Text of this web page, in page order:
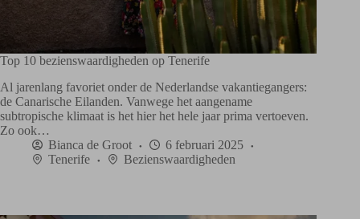
Top 10 bezienswaardigheden op Tenerife
Al jarenlang favoriet onder de Nederlandse vakantiegangers:
de Canarische Eilanden. Vanwege het aangename
subtropische klimaat is het hier het hele jaar prima vertoeven.
Zo ook…
Bianca de Groot
6 februari 2025
Tenerife
Bezienswaardigheden